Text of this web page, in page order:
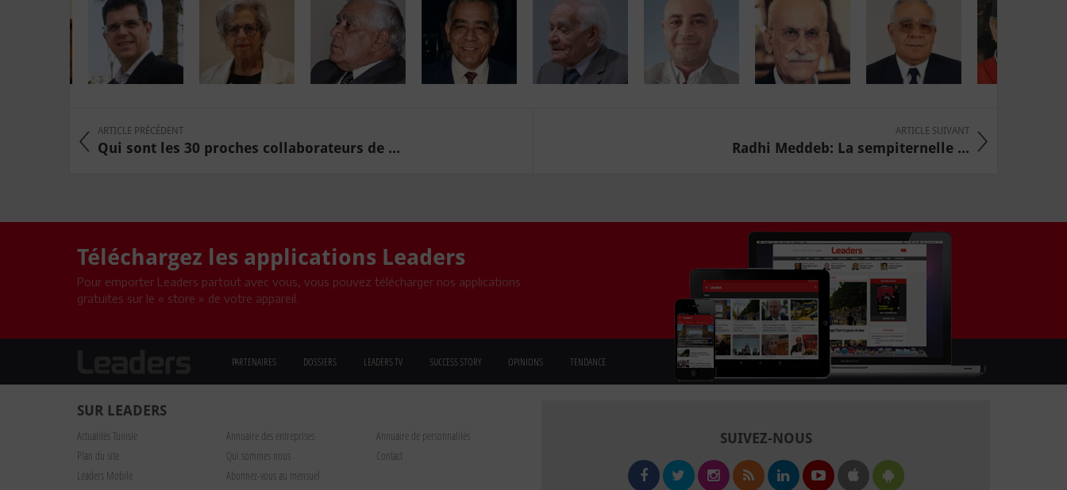
ARTICLE PRÉCÉDENT
Qui sont les 30 proches collaborateurs de ...
ARTICLE SUIVANT
Radhi Meddeb: La sempiternelle ...
Téléchargez les applications Leaders
Pour emporter Leaders partout avec vous, vous pouvez télécharger nos applications
gratuites sur le « store » de votre appareil.
PARTENAIRES DOSSIERS LEADERS TV SUCCESS STORY OPINIONS TENDANCE
SUR LEADERS
Actualités Tunisie Annuaire des entreprises
Annuaire de personnalités
Plan du site
Qui sommes nous
Contact
Leaders Mobile
Abonnez-vous au mensuel
SUIVEZ-NOUS